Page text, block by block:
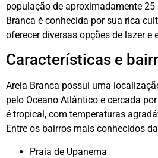
população de aproximadamente
Branca é conhecida por sua rica
oferecer diversas opções de lazer e
Características e
Areia Branca possui uma
pelo Oceano Atlântico e cercada
é tropical, com temperaturas
Entre os bairros mais conhecidos
Praia de Upanema